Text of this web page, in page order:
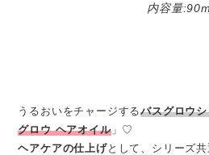
内容量
うるおいをチャージするバスグロウ
グロウ ヘアオイル」♡
ヘアケアの仕上げとして、シリーズ